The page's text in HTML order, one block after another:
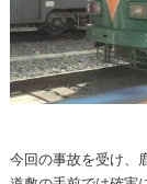
今回の事故を受け、